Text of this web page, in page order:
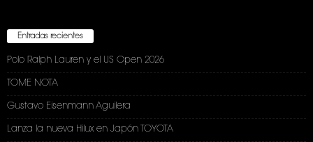
Entradas recientes
Polo Ralph Lauren y el US Open 2026
TOME NOTA
Gustavo Eisenmann Aguilera
Lanza la nueva Hilux en Japón TOYOTA